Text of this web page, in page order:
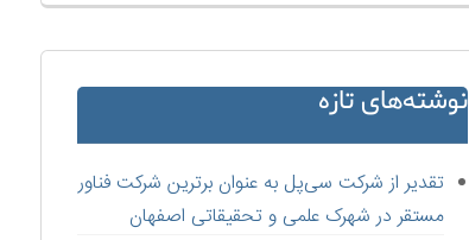
نوشته‌های تازه
تقدیر از شرکت سی‌پل به عنوان برترین شرکت فناور
مستقر در شهرک علمی و تحقیقاتی اصفهان